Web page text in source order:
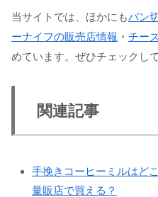
当サイトでは、ほかにもパン
ーナイフの販売店情報 ・ チー
めています。ぜひチェックし
関連記事
手挽きコーヒーミルはど
量販店で買える？